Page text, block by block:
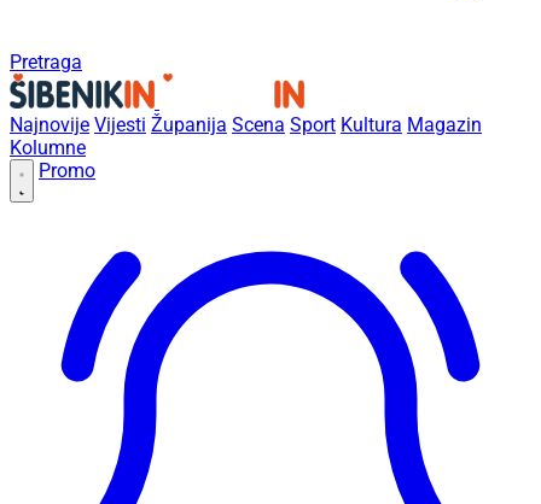
Pretraga
Najnovije Vijesti Županija Scena Sport Kultura Magazin
Kolumne
Promo